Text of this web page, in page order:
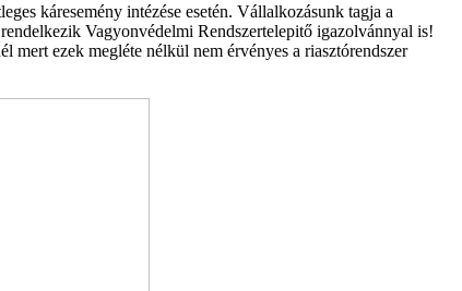
káresemény intézése esetén. Vállalkozásunk tagja a
Vagyonvédelmi Rendszertelepitő igazolvánnyal is!
mert ezek megléte nélkül nem érvényes a riasztórendszer